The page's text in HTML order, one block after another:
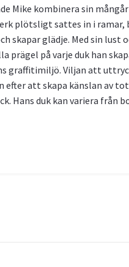
Mike kombinera sin
plötsligt sattes in i ramar,
skapar glädje. Med sin lust
på varje duk han
graffitimiljö. Viljan att
efter att skapa känslan av
Hans duk kan variera från